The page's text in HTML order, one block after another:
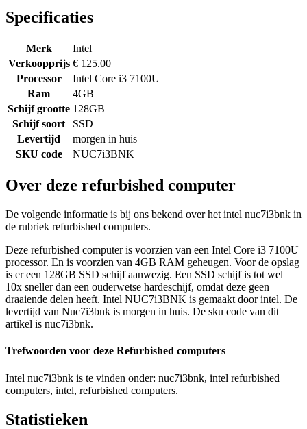
Specificaties
Merk
Intel
Verkoopprijs € 125.00
Processor
Intel Core i3 7100U
Ram
4GB
Schijf grootte 128GB
Schijf soort
SSD
Levertijd
morgen in huis
SKU code
NUC7i3BNK
Over deze refurbished computer
De volgende informatie is bij ons bekend over het intel nuc7i3bnk in
de rubriek refurbished computers.
Deze refurbished computer is voorzien van een Intel Core i3 7100U
processor. En is voorzien van 4GB RAM geheugen. Voor de opslag
is er een 128GB SSD schijf aanwezig. Een SSD schijf is tot wel
10x sneller dan een ouderwetse hardeschijf, omdat deze geen
draaiende delen heeft. Intel NUC7i3BNK is gemaakt door intel. De
levertijd van Nuc7i3bnk is morgen in huis. De sku code van dit
artikel is nuc7i3bnk.
Trefwoorden voor deze Refurbished computers
Intel nuc7i3bnk is te vinden onder: nuc7i3bnk, intel refurbished
computers, intel, refurbished computers.
Statistieken